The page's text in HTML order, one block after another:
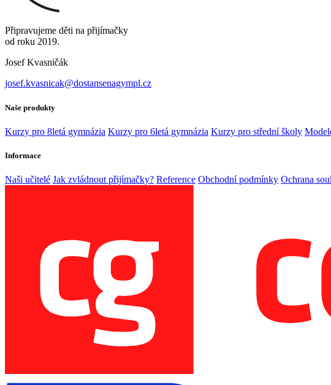
Připravujeme děti na přijímačky
od roku 2019.
Josef Kvasničák
josef.kvasnicak@dostansenagympl.cz
Naše produkty
Kurzy pro 8letá gymnázia Kurzy pro 6letá gymnázia Kurzy pro střední školy
Informace
Naši učitelé Jak zvládnout přijímačky? Reference Obchodní podmínky Ochrana